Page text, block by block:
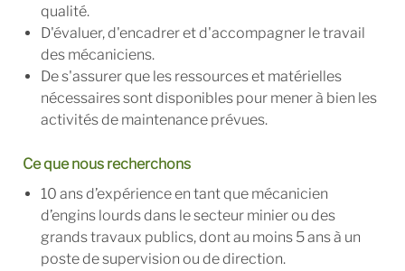
qualité.
D'évaluer, d'encadrer et d'accompagner le travail
des mécaniciens.
De s'assurer que les ressources et matérielles
nécessaires sont disponibles pour mener à bien les
activités de maintenance prévues.
Ce que nous recherchons
10 ans d’expérience en tant que mécanicien
d’engins lourds dans le secteur minier ou des
grands travaux publics, dont au moins 5 ans à un
poste de supervision ou de direction.